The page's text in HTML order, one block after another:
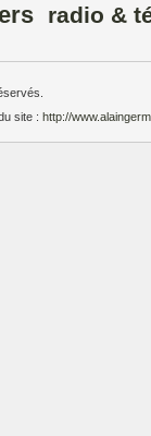
radio &
site : http://